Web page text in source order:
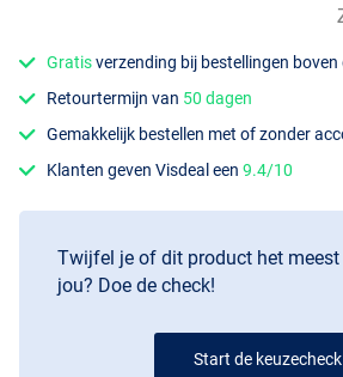
Gratisverzending bij bestellingen boven
Retourtermijn van 50 dagen
Gemakkelijk bestellen met of zonder
Klanten geven Visdeal een9.4/10
Twijfel je of dit product het
jou? Doe de check!
Start de keuzecheck